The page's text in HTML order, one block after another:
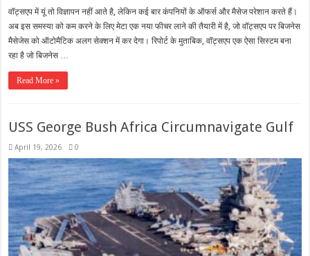
वॉट्सएप में यूं तो विज्ञापन नहीं आते है, लेकिन कई बार कंपनियों के ऑफर्स और मैसेज परेशान करते हैं।
अब इस समस्या को कम करने के लिए मेटा एक नया फीचर लाने की तैयारी में है, जो वॉट्सएप पर बिजनेस
मैसेजेस को ऑटोमैटिक अलग सेक्शन में कर देगा। रिपोर्ट के मुताबिक, वॉट्सएप एक ऐसा सिस्टम बना
रहा है जो बिजनेस …
Read More »
USS George Bush Africa Circumnavigate Gulf
April 19, 2026 0